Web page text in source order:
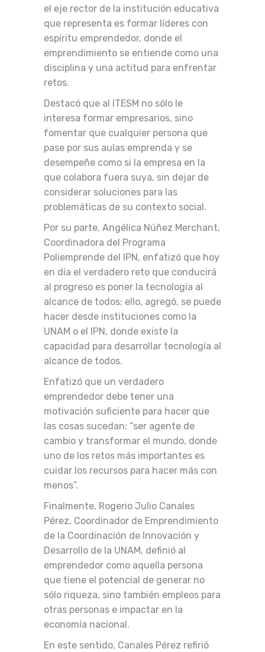
el eje rector de la institución educativa
que representa es formar líderes con
espíritu emprendedor, donde el
emprendimiento se entiende como una
disciplina y una actitud para enfrentar
retos.
Destacó que al ITESM no sólo le
interesa formar empresarios, sino
fomentar que cualquier persona que
pase por sus aulas emprenda y se
desempeñe como si la empresa en la
que colabora fuera suya, sin dejar de
considerar soluciones para las
problemáticas de su contexto social.
Por su parte, Angélica Núñez Merchant,
Coordinadora del Programa
Poliemprende del IPN, enfatizó que hoy
en día el verdadero reto que conducirá
al progreso es poner la tecnología al
alcance de todos; ello, agregó, se puede
hacer desde instituciones como la
UNAM o el IPN, donde existe la
capacidad para desarrollar tecnología al
alcance de todos.
Enfatizó que un verdadero
emprendedor debe tener una
motivación suficiente para hacer que
las cosas sucedan: “ser agente de
cambio y transformar el mundo, donde
uno de los retos más importantes es
cuidar los recursos para hacer más con
menos”.
Finalmente, Rogerio Julio Canales
Pérez, Coordinador de Emprendimiento
de la Coordinación de Innovación y
Desarrollo de la UNAM, definió al
emprendedor como aquella persona
que tiene el potencial de generar no
sólo riqueza, sino también empleos para
otras personas e impactar en la
economía nacional.
En este sentido, Canales Pérez refirió